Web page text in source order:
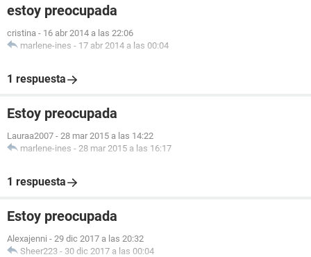
estoy preocupada
cristina - 16 abr 2014 a las 22:06
marlene-ines - 17 abr 2014 a las 00:04
1 respuesta
Estoy preocupada
Lauraa2007 - 28 mar 2015 a las 14:22
marlene-ines - 28 mar 2015 a las 16:17
1 respuesta
Estoy preocupada
Alexajenni - 29 dic 2017 a las 20:32
Sheer223 - 30 dic 2017 a las 00:04